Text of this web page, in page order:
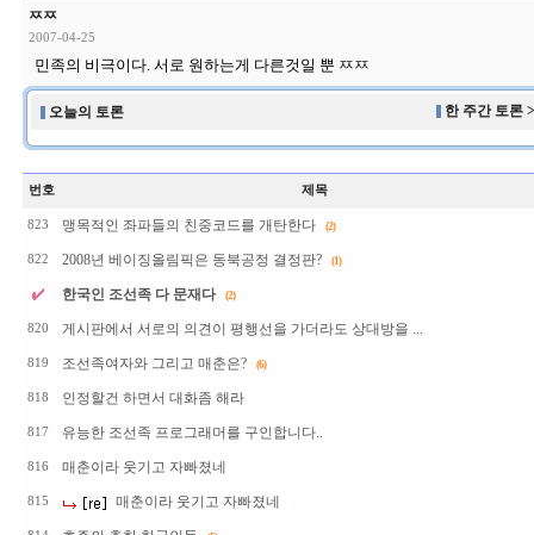
ㅉㅉ
2007-04-25
민족의 비극이다. 서로 원하는게 다른것일 뿐 ㅉㅉ
오늘의 토론 한 주간 토론
번호 제목
823 맹목적인 좌파들의 친중코드를 개탄한다 (2)
822 2008년 베이징올림픽은 동북공정 결정판? (1)
한국인 조선족 다 문재다 (2)
820 게시판에서 서로의 의견이 평행선을 가더라도 상대방을 ...
819 조선족여자와 그리고 매춘은? (6)
818 인정할건 하면서 대화좀 해라
817 유능한 조선족 프로그래머를 구인합니다..
816 매춘이라 웃기고 자빠졌네
815 매춘이라 웃기고 자빠졌네